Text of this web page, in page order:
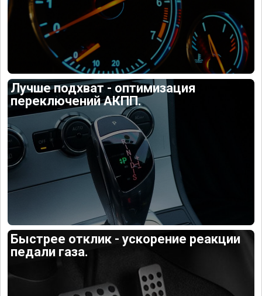
Лучше подхват - оптимизация
переключений АКПП.
Быстрее отклик - ускорение реакции
педали газа.